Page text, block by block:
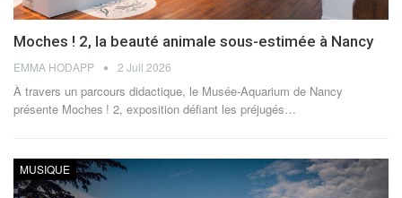
Moches ! 2, la beauté animale sous-estimée à Nancy
EMMA HODAPP 2 Juil 2026
À travers un parcours didactique, le Musée-Aquarium de Nancy
présente Moches ! 2, exposition défiant les préjugés…
MUSIQUE